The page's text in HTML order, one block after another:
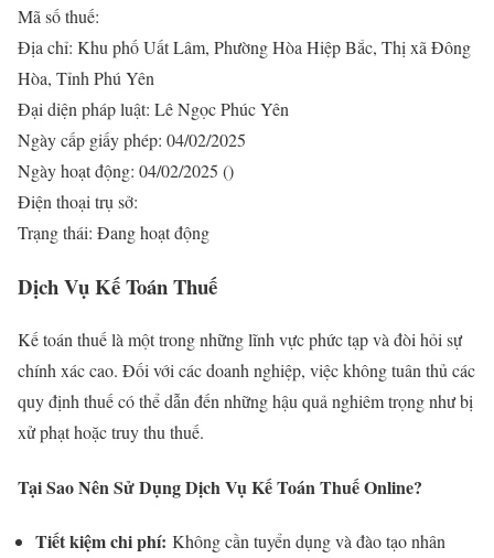
Mã số thuế:
Địa chỉ: Khu phố Uất Lâm, Phường Hòa Hiệp Bắc, Thị xã Đông
Hòa, Tỉnh Phú Yên
Đại diện pháp luật: Lê Ngọc Phúc Yên
Ngày cấp giấy phép: 04/02/2025
Ngày hoạt động: 04/02/2025 ()
Điện thoại trụ sở:
Trạng thái: Đang hoạt động
Dịch Vụ Kế Toán Thuế
Kế toán thuế là một trong những lĩnh vực phức tạp và đòi hỏi sự
chính xác cao. Đối với các doanh nghiệp, việc không tuân thủ các
quy định thuế có thể dẫn đến những hậu quả nghiêm trọng như bị
xử phạt hoặc truy thu thuế.
Tại Sao Nên Sử Dụng Dịch Vụ Kế Toán Thuế Online?
Tiết kiệm chi phí: Không cần tuyển dụng và đào tạo nhân